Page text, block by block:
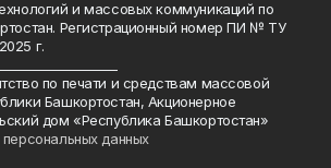
и массовых коммуникаций по
Регистрационный номер ПИ № ТУ
г.
по печати и средствам массовой
Башкортостан, Акционерное
дом «Республика Башкортостан»
данных